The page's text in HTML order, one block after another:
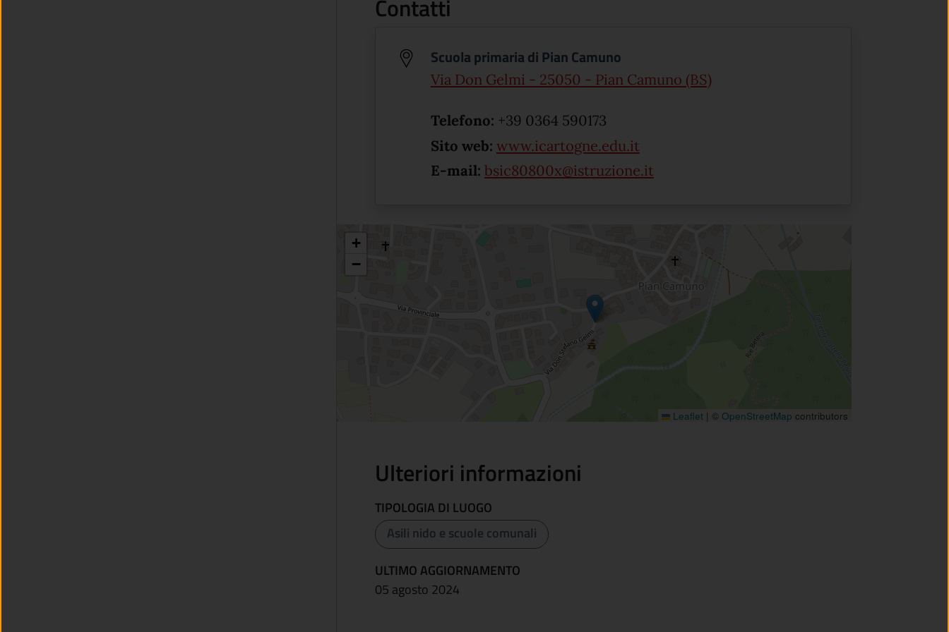
Contatti
Scuola primaria di Pian Camuno
Via Don Gelmi - 25050 - Pian Camuno (BS)(apre in un'altra scheda).
Telefono: +39 0364 590173
Sito web: www.icartogne.edu.it(apre in un'altra scheda).
E-mail: bsic80800x@istruzione.it
+
−
Leaflet | © OpenStreetMap contributors
Ulteriori informazioni
TIPOLOGIA DI LUOGO
Asili nido e scuole comunali
ULTIMO AGGIORNAMENTO
05 agosto 2024